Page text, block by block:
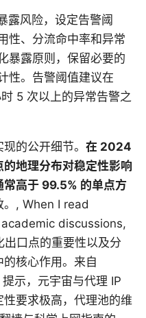
露风险，设定告警阈
性、分流命中率和异常
暴露原则，保留必要的
性。告警阈值建议在
5 次以上的异常告警之
的公开细节。 在 2024
地理分布对稳定性影响
常高于 99.5% 的单点方
。, When I read
discussions,
口点的重要性以及分
核心作用。来自
提示，元宇宙与代理 IP
要求极高，代理池的维